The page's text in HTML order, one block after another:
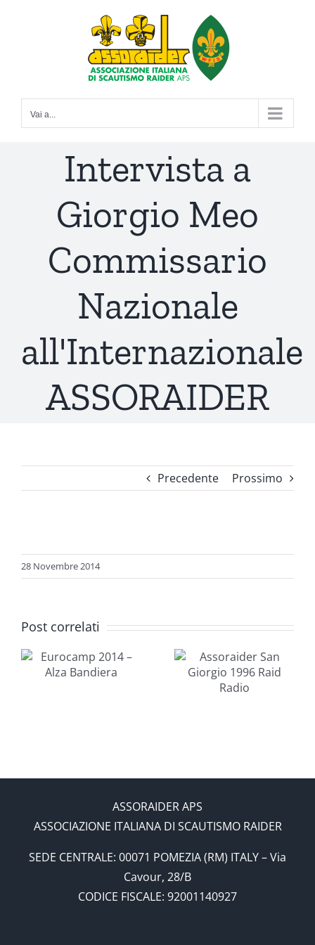
Vai a...
Intervista a
Giorgio Meo
Commissario
Nazionale
all'Internazionale
ASSORAIDER
Precedente Prossimo
immagine
28 Novembre 2014
Post correlatiAssoraider
San
ASSORAIDER APS
ASSOCIAZIONE ITALIANA DI SCAUTISMO RAIDER
SEDE CENTRALE: 00071 POMEZIA (RM) ITALY – Via
Cavour, 28/B
CODICE FISCALE: 92001140927